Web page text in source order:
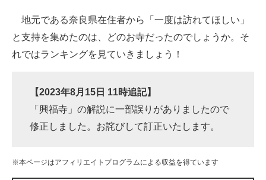
ビジネスと働き方のヒント
企業ITのトレンドを詳説
経営リーダーのコミュニティ
マーケ×ITの今がよく分かる
地元である奈良県在住者から「一度は訪れてほしい」
と支持を集めたのは、どのお寺だったのでしょうか。そ
れではランキングを見ていきましょう！
【2023年8月15日 11時追記】
「興福寺」の解説に一部誤りがありましたので
修正しました。お詫びして訂正いたします。
※本ページはアフィリエイトプログラムによる収益を得ています